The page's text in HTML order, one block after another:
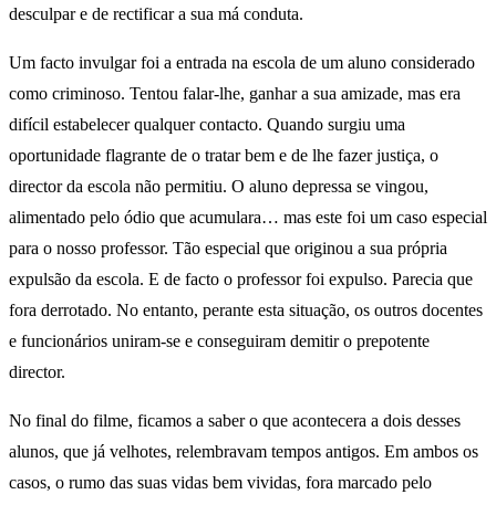
desculpar e de rectificar a sua má conduta.
Um facto invulgar foi a entrada na escola de um aluno considerado
como criminoso. Tentou falar-lhe, ganhar a sua amizade, mas era
difícil estabelecer qualquer contacto. Quando surgiu uma
oportunidade flagrante de o tratar bem e de lhe fazer justiça, o
director da escola não permitiu. O aluno depressa se vingou,
alimentado pelo ódio que acumulara… mas este foi um caso especial
para o nosso professor. Tão especial que originou a sua própria
expulsão da escola. E de facto o professor foi expulso. Parecia que
fora derrotado. No entanto, perante esta situação, os outros docentes
e funcionários uniram-se e conseguiram demitir o prepotente
director.
No final do filme, ficamos a saber o que acontecera a dois desses
alunos, que já velhotes, relembravam tempos antigos. Em ambos os
casos, o rumo das suas vidas bem vividas, fora marcado pelo